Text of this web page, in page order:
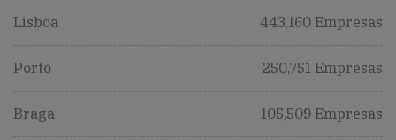
Lisboa 443,160 Empresas
Porto 250,751 Empresas
Braga 105,509 Empresas